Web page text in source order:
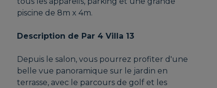
piscine de 8m x 4m.
Description de Par 4 Villa 13
Depuis le salon, vous pourrez profiter d'une
belle vue panoramique sur le jardin en
terrasse, avec le parcours de golf et les